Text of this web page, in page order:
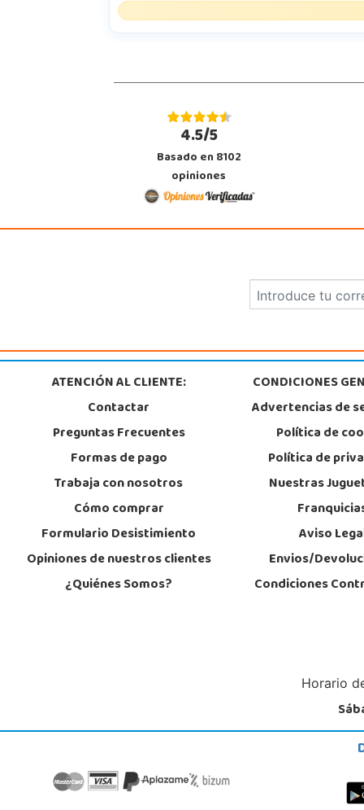
4.5/5
Basado en 8102
opiniones
ATENCIÓN AL CLIENTE:
Contactar
Preguntas Frecuentes
Formas de pago
Trabaja con nosotros
Cómo comprar
Formulario Desistimiento
Opiniones de nuestros clientes
¿Quiénes Somos?
CONDICIONES
Advertencias de
Política de
Política de
Nuestras
Aviso
Envios/
Condiciones
Horario